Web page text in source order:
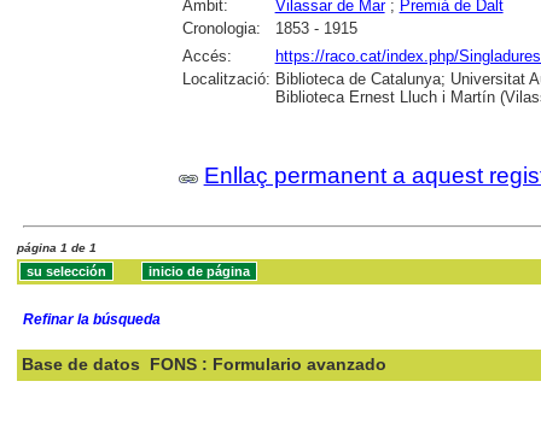
Àmbit:
Vilassar de Mar; Premià de Dalt
Cronologia:
1853 - 1915
Accés:
https://raco.cat/index.php/
Localització: Biblioteca de Catalunya; Universitat
Biblioteca Ernest Lluch i Martín
Enllaç permanent a aquest
página 1 de 1
Refinar la búsqueda
Base de datos FONS : Formulario avanzado